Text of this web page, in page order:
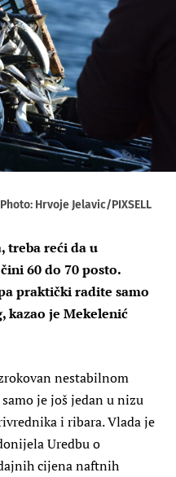
Photo: Hrvoje Jelavic/PIXSELL
treba reći da u
60 do 70 posto.
praktički radite samo
kazao je Mekelenić
nestabilnom
je još jedan u nizu
i ribara. Vlada je
Uredbu o
cijena naftnih